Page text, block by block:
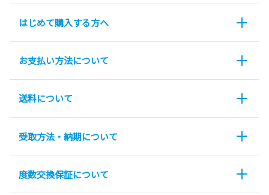
はじめて購入する方へ
お支払い方法について
送料について
受取方法・納期について
度数交換保証について